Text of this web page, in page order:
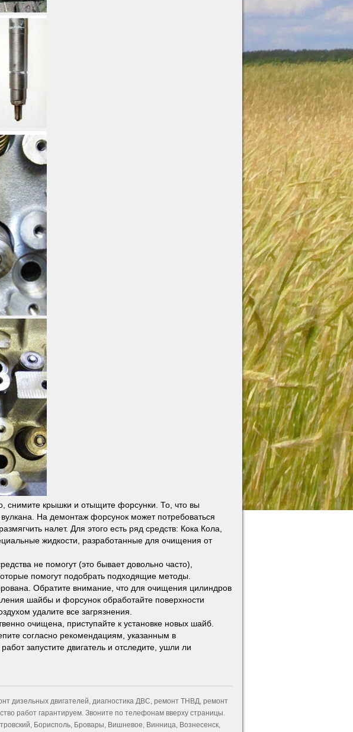
снимите крышки и отыщите форсунки. То, что вы
На демонтаж форсунок может потребоваться
налет. Для этого есть ряд средств: Кока Кола,
жидкости, разработанные для очищения от
не помогут (это бывает довольно часто),
помогут подобрать подходящие методы.
Обратите внимание, что для очищения цилиндров
шайбы и форсунок обработайте поверхности
удалите все загрязнения.
очищена, приступайте к установке новых шайб.
согласно рекомендациям, указанным в
запустите двигатель и отследите, ушли ли
дизельных двигателей, диагностика ДВС, ремонт ТНВД, ремонт
работ гарантируем. Звоните по телефонам вверху страницы.
Борисполь, Бровары, Вишневое, Винница, Вознесенск,